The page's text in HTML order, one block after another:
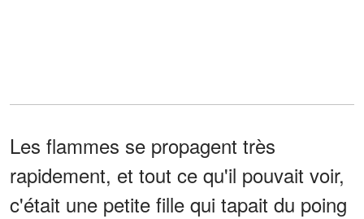
Les flammes se propagent très
rapidement, et tout ce qu'il pouvait voir,
c'était une petite fille qui tapait du poing